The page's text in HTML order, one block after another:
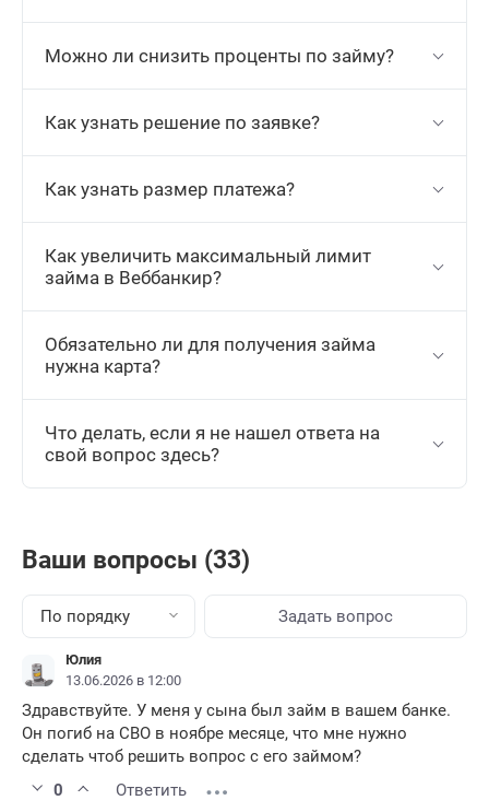
Можно ли снизить проценты по займу?
Как узнать решение по заявке?
Как узнать размер платежа?
Как увеличить максимальный лимит
займа в Веббанкир?
Обязательно ли для получения займа
нужна карта?
Что делать, если я не нашел ответа на
свой вопрос здесь?
Ваши вопросы (33)
По порядку Задать вопрос
Юлия
13.06.2026 в 12:00
Здравствуйте. У меня у сына был займ в вашем банке.
Он погиб на СВО в ноябре месяце, что мне нужно
сделать чтоб решить вопрос с его займом?
0
Ответить